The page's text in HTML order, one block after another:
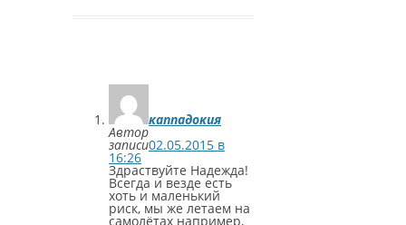
каппадокия
Автор
записи02.05.2015 в
16:26
Здраствуйте Надежда!
Всегда и везде есть
хоть и маленький
риск, мы же летаем на
самолётах например,